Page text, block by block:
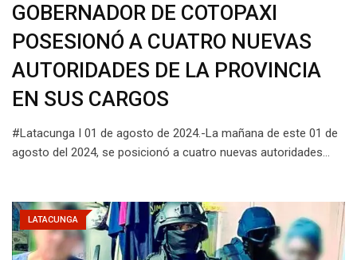
GOBERNADOR DE COTOPAXI
POSESIONÓ A CUATRO NUEVAS
AUTORIDADES DE LA PROVINCIA
EN SUS CARGOS
#Latacunga I 01 de agosto de 2024.-La mañana de este 01 de
agosto del 2024, se posicionó a cuatro nuevas autoridades…
LATACUNGA